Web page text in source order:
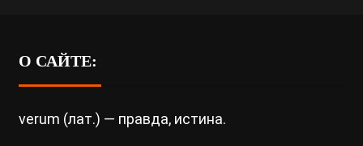
О САЙТЕ:
verum (лат.) — правда, истина.